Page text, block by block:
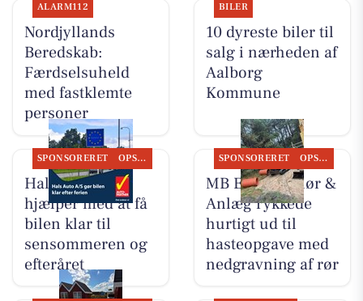
ALARM112
Nordjyllands
Beredskab:
Færdselsuheld
med fastklemte
personer
BILER
10 dyreste biler til
salg i nærheden af
Aalborg
Kommune
SPONSORERET OPSLAGSTAVLEN
Hals Auto A/S
hjælper med at få
bilen klar til
sensommeren og
efteråret
SPONSORERET OPSLAGSTAVLEN
MB Entreprenør &
Anlæg rykkede
hurtigt ud til
hasteopgave med
nedgravning af rør